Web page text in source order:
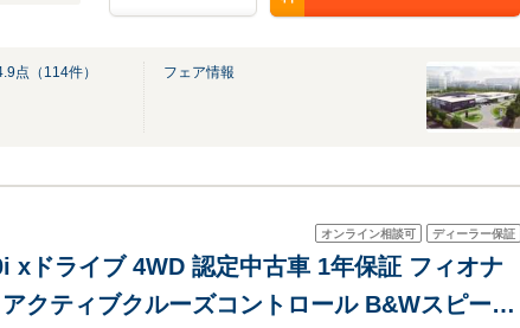
点（ 114件） フェア情報
オンライン相談可 ディーラー保証
xドライブ 4WD 認定中古車 1年保証 フィオナ
クティブクルーズコントロール B&Wスピーカ